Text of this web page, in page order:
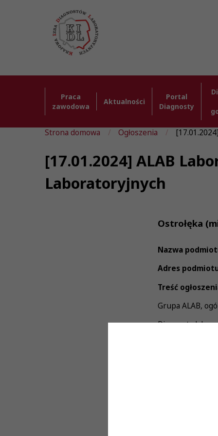
Praca
zawodowa
Aktualności
Portal
Diagnosty
Strona domowa Ogłoszenia
[17.01.2024] ALAB
Laboratoryjnych
Ostrołęka
Nazwa
Adres
Treść
Grupa ALAB,
Diagnosty
• Czynne
•
(w zależności
• Pracę z